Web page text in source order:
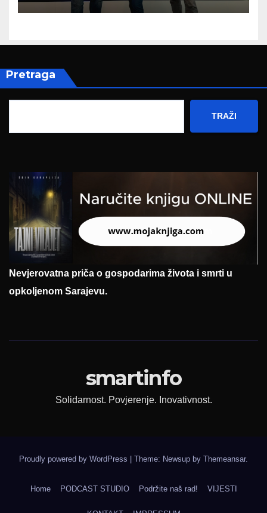
zapošljavanja
Pretraga
TRAŽI
Nevjerovatna priča o gospodarima života i smrti u
opkoljenom Sarajevu.
smartinfo
Solidarnost. Povjerenje. Inovativnost.
Proudly powered by WordPress | Theme: Newsup by Themeansar.
Home PODCAST STUDIO Podržite naš rad! VIJESTI